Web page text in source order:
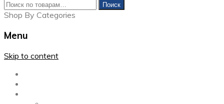
Поиск
Shop By Categories
Menu
Skip to content